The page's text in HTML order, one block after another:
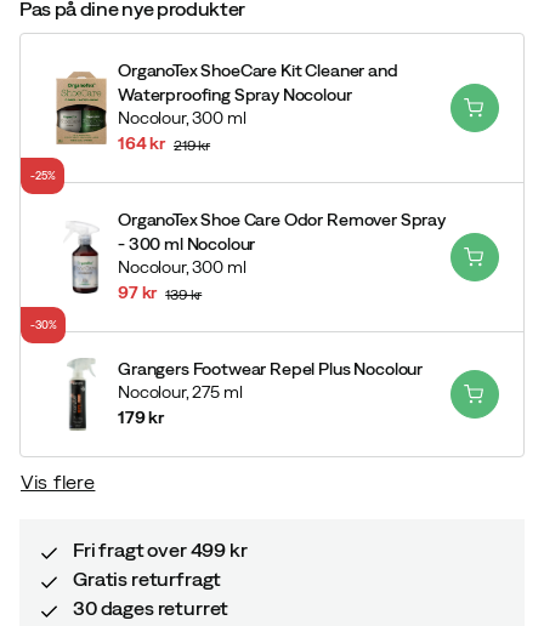
Pas på dine nye produkter
OrganoTex ShoeCare Kit Cleaner and
Waterproofing Spray Nocolour
Nocolour,300 ml
164 kr 219 kr
-25%
OrganoTex Shoe Care Odor Remover Spray
- 300 ml Nocolour
Nocolour,300 ml
97 kr 139 kr
-30%
Grangers Footwear Repel Plus Nocolour
Nocolour,275 ml
179 kr
Vis flere
Fri fragt over 499 kr
Gratis returfragt
30 dages returret